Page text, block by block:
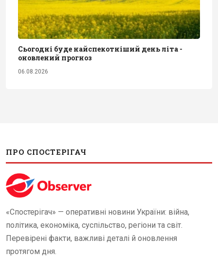
Сьогодні буде найспекотніший день літа -
оновлений прогноз
06.08.2026
ПРО СПОСТЕРІГАЧ
«Спостерігач» — оперативні новини України: війна,
політика, економіка, суспільство, регіони та світ.
Перевірені факти, важливі деталі й оновлення
протягом дня.